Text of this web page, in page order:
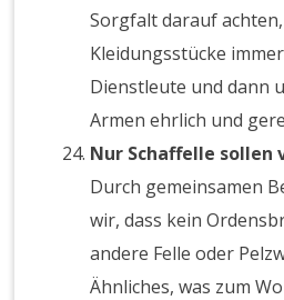
Sorgfalt darauf
Kleidungsstücke
Dienstleute und dann
Armen ehrlich und
Nur Schaffelle sollen
Durch gemeinsamen
wir, dass kein
andere Felle oder
Ähnliches, was zum